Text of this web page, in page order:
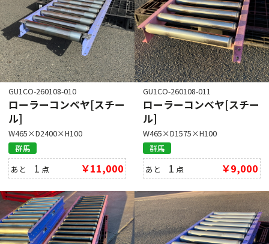
GU1CO-260108-010
ローラーコンベヤ[スチー
ル]
W465×D2400×H100
群馬
あと 1 点 ￥11,000
GU1CO-260108-011
ローラーコンベヤ[スチー
ル]
W465×D1575×H100
群馬
あと 1 点 ￥9,000